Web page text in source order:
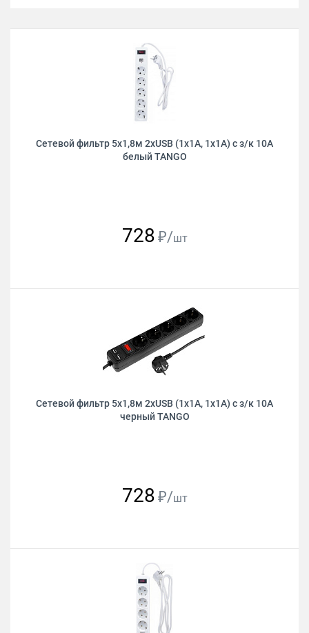
Сетевой фильтр 5х1,8м 2хUSB (1х1А, 1х1А) с з/к 10А
белый TANGO
728 ₽/шт
Сетевой фильтр 5х1,8м 2хUSB (1х1А, 1х1А) с з/к 10А
черный TANGO
728 ₽/шт